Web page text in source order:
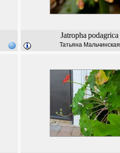
Jatropha podagrica
Татьяна Мальчинская